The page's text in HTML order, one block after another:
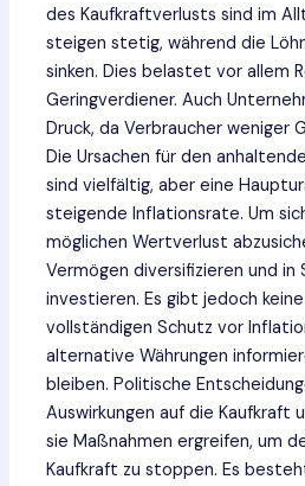
des Kaufkraftverlusts sind im
steigen stetig, während die
sinken. Dies belastet vor allem
Geringverdiener. Auch
Druck, da Verbraucher weniger
Die Ursachen für den
sind vielfältig, aber eine
steigende Inflationsrate. Um
möglichen Wertverlust
Vermögen diversifizieren und in
investieren. Es gibt jedoch
vollständigen Schutz vor
alternative Währungen
bleiben. Politische
Auswirkungen auf die Kaufkraft
sie Maßnahmen ergreifen, um
Kaufkraft zu stoppen. Es